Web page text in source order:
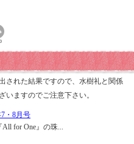
された結果ですので、水樹礼と関係
いますのでご注意下さい。
・8月号
for One』の珠...